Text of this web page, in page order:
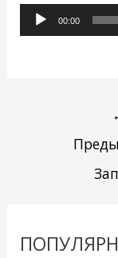
Аудиоплеер
00:00